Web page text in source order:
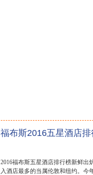
福布斯2016五星酒店
2016福布斯五星酒店排行榜新鲜出
入酒店最多的当属伦敦和纽约。今